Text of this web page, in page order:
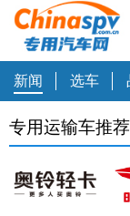
新闻 选车
专用运输车推